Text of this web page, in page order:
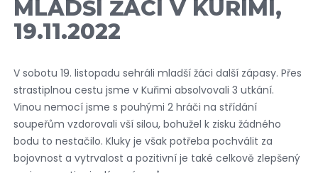
MLADŠÍ ŽÁCI V KUŘIMI,
19.11.2022
V sobotu 19. listopadu sehráli mladší žáci další zápasy. Přes
strastiplnou cestu jsme v Kuřimi absolvovali 3 utkání.
Vinou nemocí jsme s pouhými 2 hráči na střídání
soupeřům vzdorovali vší silou, bohužel k zisku žádného
bodu to nestačilo. Kluky je však potřeba pochválit za
bojovnost a vytrvalost a pozitivní je také celkově zlepšený